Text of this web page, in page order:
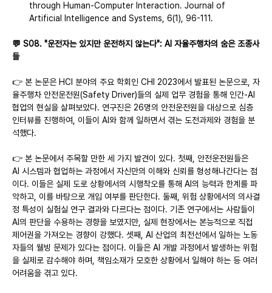
through Human-Computer Interaction. Journal of
Artificial Intelligence and Systems, 6(1), 96-111.
💬 S08. "운전자는 있지만 운전하지 않는다": AI 자율주행차의 숨은 조종사
들
👉 본 논문은 HCI 분야의 주요 학회인 CHI 2023에서 발표된 논문으로, 자
율주행차 안전운전원(Safety Driver)들의 실제 업무 경험을 통해 인간-AI
협업의 현실을 살펴보았다. 연구진은 26명의 안전운전원을 대상으로 심층
인터뷰를 진행하여, 이들이 AI와 함께 일하면서 겪는 도전과제와 경험을 분
석했다.
👉 본 논문에서 주목할 만한 세 가지 발견이 있다. 첫째, 안전운전원들은
AI 시스템과 협업하는 과정에서 자신만의 이해와 신뢰를 형성해나간다는 점
이다. 이들은 실제 도로 상황에서의 시행착오를 통해 AI의 능력과 한계를 파
악하고, 이를 바탕으로 개입 여부를 판단한다. 둘째, 위험 상황에서의 의사결
정 특성이 실험실 연구 결과와 다르다는 점이다. 기존 연구에서는 사람들이
AI의 판단을 수용하는 경향을 보였지만, 실제 현장에서는 본능적으로 직접
제어권을 가져오는 경향이 강했다. 셋째, AI 산업의 최전선에서 일하는 노동
자들의 웰빙 문제가 있다는 점이다. 이들은 AI 개발 과정에서 발생하는 위험
을 실제로 감수해야 하며, 책임소재가 모호한 상황에서 일해야 하는 등 여러
어려움을 겪고 있다.